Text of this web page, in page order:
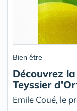
Bien être
Découvrez
Teyssier
Emile Coué, le